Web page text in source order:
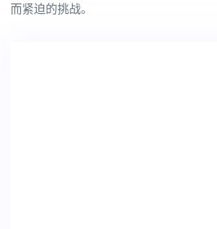
而紧迫的挑战。